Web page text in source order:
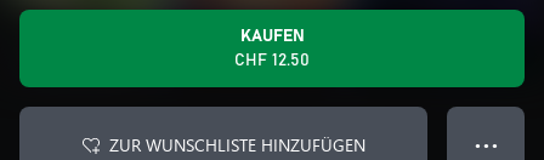
KAUFEN
CHF 12.50
ZUR WUNSCHLISTE HINZUFÜGEN ● ● ●